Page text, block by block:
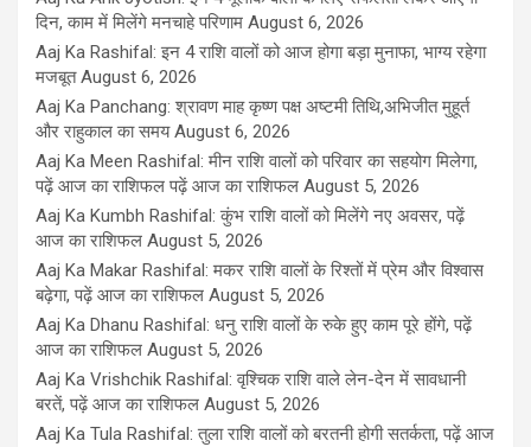
दिन, काम में मिलेंगे मनचाहे परिणाम August 6, 2026
Aaj Ka Rashifal: इन 4 राशि वालों को आज होगा बड़ा मुनाफा, भाग्य रहेगा
मजबूत August 6, 2026
Aaj Ka Panchang: श्रावण माह कृष्ण पक्ष अष्टमी तिथि,अभिजीत मुहूर्त
और राहुकाल का समय August 6, 2026
Aaj Ka Meen Rashifal: मीन राशि वालों को परिवार का सहयोग मिलेगा,
पढ़ें आज का राशिफल पढ़ें आज का राशिफल August 5, 2026
Aaj Ka Kumbh Rashifal: कुंभ राशि वालों को मिलेंगे नए अवसर, पढ़ें
आज का राशिफल August 5, 2026
Aaj Ka Makar Rashifal: मकर राशि वालों के रिश्तों में प्रेम और विश्वास
बढ़ेगा, पढ़ें आज का राशिफल August 5, 2026
Aaj Ka Dhanu Rashifal: धनु राशि वालों के रुके हुए काम पूरे होंगे, पढ़ें
आज का राशिफल August 5, 2026
Aaj Ka Vrishchik Rashifal: वृश्चिक राशि वाले लेन-देन में सावधानी
बरतें, पढ़ें आज का राशिफल August 5, 2026
Aaj Ka Tula Rashifal: तुला राशि वालों को बरतनी होगी सतर्कता, पढ़ें आज